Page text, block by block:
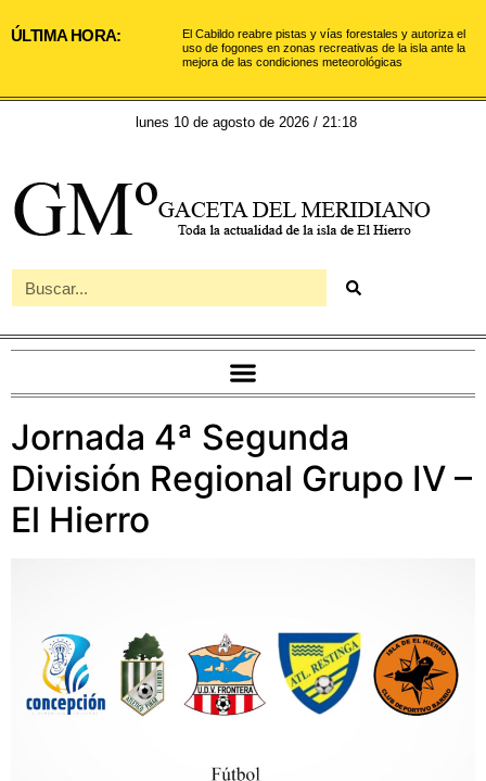
ÚLTIMA HORA:
El Cabildo reabre pistas y vías forestales y autoriza el
uso de fogones en zonas recreativas de la isla ante la
mejora de las condiciones meteorológicas
lunes 10 de agosto de 2026 / 21:18
Jornada 4ª Segunda
División Regional Grupo IV –
El Hierro